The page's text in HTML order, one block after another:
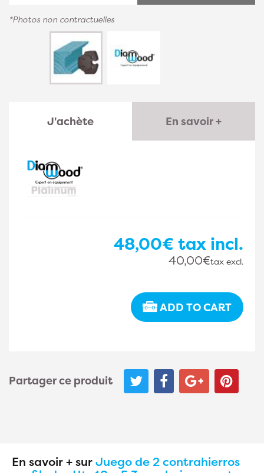
*Photos non contractuelles
J'achète En savoir +
48,00€ tax incl.
40,00€tax excl.
ADD TO CART
Partager ce produit
En savoir + surJuego de 2 contrahierros